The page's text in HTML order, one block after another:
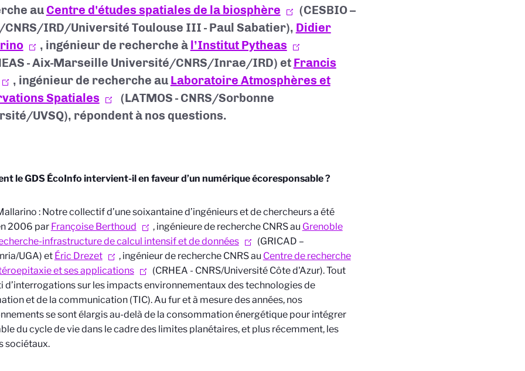
au Centre d'études spatiales de la biosphère
(CESBIO –
CNRS/IRD/Université Toulouse III - Paul Sabatier), Didier
, ingénieur de recherche à l’Institut Pytheas
- Aix-Marseille Université/CNRS/Inrae/IRD) et Francis
, ingénieur de recherche au Laboratoire Atmosphères et
Spatiales
(LATMOS - CNRS/Sorbonne
UVSQ), répondent à nos questions.
le GDS ÉcoInfo intervient-il en faveur d’un numérique écoresponsable ?
: Notre collectif d’une soixantaine d’ingénieurs et de chercheurs a été
2006 par Françoise Berthoud , ingénieure de recherche CNRS au Grenoble
infrastructure de calcul intensif et de données
(GRICAD –
UGA) et Éric Drezet , ingénieur de recherche CNRS au Centre de recherche
et ses applications
(CRHEA - CNRS/Université Côte d'Azur). Tout
d’interrogations sur les impacts environnementaux des technologies de
et de la communication (TIC). Au fur et à mesure des années, nos
se sont élargis au-delà de la consommation énergétique pour intégrer
du cycle de vie dans le cadre des limites planétaires, et plus récemment, les
sociétaux.